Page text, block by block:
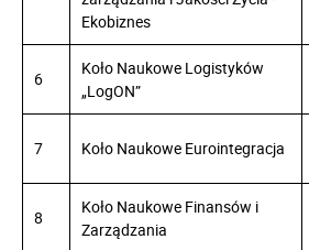
Ekobiznes
6
Koło Naukowe Logistyków
„LogON”
7 Koło Naukowe Eurointegracja
8
Koło Naukowe Finansów i
Zarządzania